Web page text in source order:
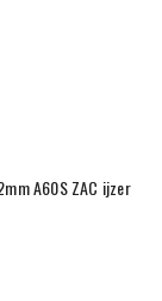
A60S ZAC ijzer